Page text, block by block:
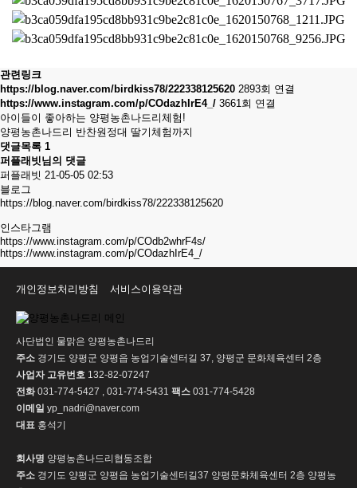
관련링크
https://blog.naver.com/birdkiss78/222338125620 2893회 연결
https://www.instagram.com/p/COdazhIrE4_/ 3661회 연결
아이들이 좋아하는 양평농촌나드리체험!
양평농촌나드리 반찬원정대 딸기체험까지
댓글목록 1
퍼플래빗님의 댓글
퍼플래빗 21-05-05 02:53
블로그
https://blog.naver.com/birdkiss78/222338125620
인스타그램
https://www.instagram.com/p/COdb2whrF4s/
https://www.instagram.com/p/COdazhIrE4_/
개인정보처리방침 서비스이용약관
사단법인 물맑은 양평농촌나드리
주소 경기도 양평군 양평읍 농업기술센터길 37, 양평군 문화체육센터 2층
사업자 고유번호 132-82-07247
전화031-774-5427 , 031-774-5431 팩스 031-774-5428
이메일 yp_nadri@naver.com
대표 홍석기
회사명 양평농촌나드리협동조합
주소 경기도 양평군 양평읍 농업기술센터길37 양평문화체육센터 2층 양평농